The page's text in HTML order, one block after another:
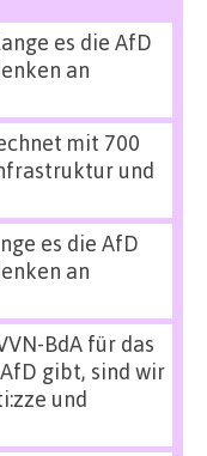
es die AfD
an
mit 700
und
es die AfD
an
BdA für das
gibt, sind wir
und